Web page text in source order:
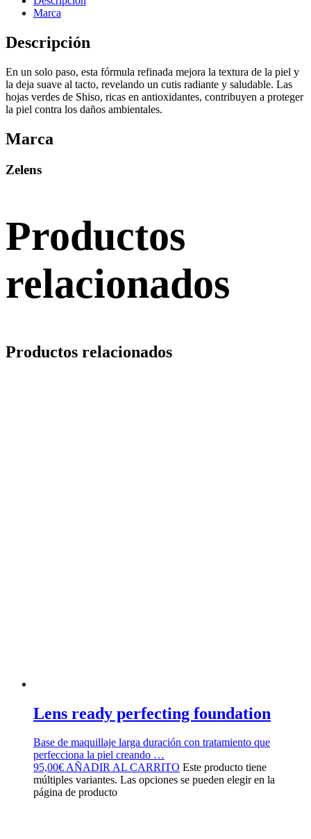
Marca
Descripción
En un solo paso, esta fórmula refinada mejora la textura de la piel y
la deja suave al tacto, revelando un cutis radiante y saludable. Las
hojas verdes de Shiso, ricas en antioxidantes, contribuyen a proteger
la piel contra los daños ambientales.
Marca
Zelens
Productos
relacionados
Productos relacionados
Lens ready perfecting foundation
Base de maquillaje larga duración con tratamiento que
perfecciona la piel creando …
95,00€AÑADIR AL CARRITO Este producto tiene
múltiples variantes. Las opciones se pueden elegir en la
página de producto